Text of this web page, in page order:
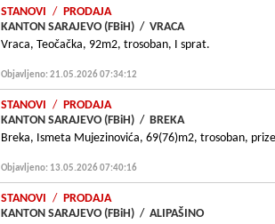
STANOVI / PRODAJA
KANTON SARAJEVO (FBiH) / VRACA
Vraca, Teočačka, 92m2, trosoban, I sprat.
Objavljeno: 21.05.2026 07:34:12
STANOVI / PRODAJA
KANTON SARAJEVO (FBiH) / BREKA
Breka, Ismeta Mujezinovića, 69(76)m2, trosoban,
Objavljeno: 13.05.2026 07:40:16
STANOVI / PRODAJA
KANTON SARAJEVO (FBiH) / ALIPAŠINO